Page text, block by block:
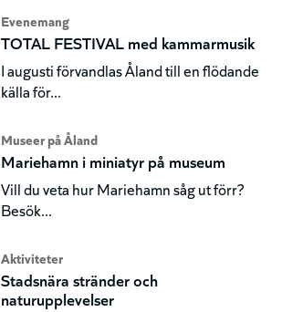
Evenemang
TOTAL FESTIVAL med kammarmusik
I augusti förvandlas Åland till en flödande
källa för...
Museer på Åland
Mariehamn i miniatyr på museum
Vill du veta hur Mariehamn såg ut förr?
Besök...
Aktiviteter
Stadsnära stränder och
naturupplevelser